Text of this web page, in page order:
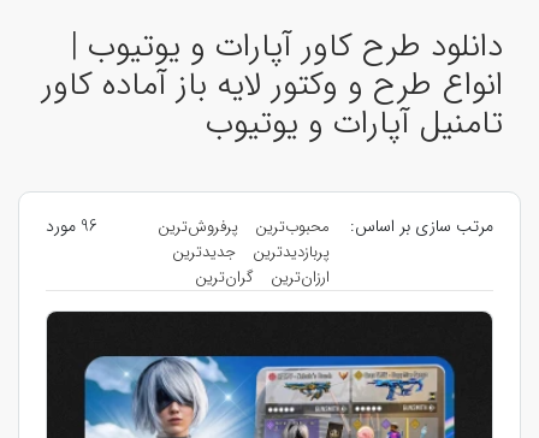
دانلود طرح کاور آپارات و یوتیوب |
انواع طرح و وکتور لایه باز آماده کاور
تامنیل آپارات و یوتیوب
مرتب سازی بر اساس: محبوب‌ترین
پرفروش‌ترین
پربازدیدترین
جدیدترین
ارزان‌ترین
گران‌ترین
96 مورد